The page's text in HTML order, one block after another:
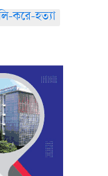
করে-হত্যা